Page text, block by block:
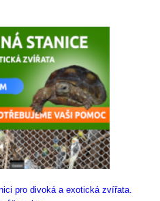
pro divoká a exotická zvířata.